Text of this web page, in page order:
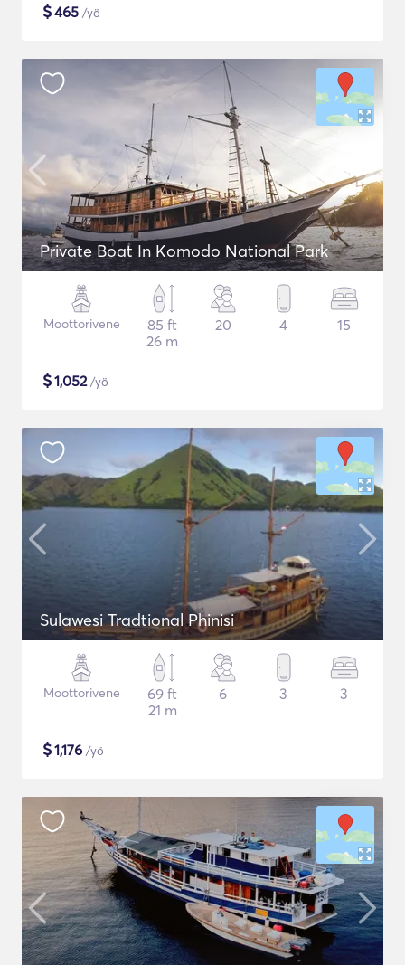
$465 /yö
Private Boat In Komodo National Park
Moottorivene
85 ft
26 m
20 4 15
$1,052/yö
Sulawesi Tradtional Phinisi
Moottorivene
69 ft
21 m
6 3 3
$1,176 /yö